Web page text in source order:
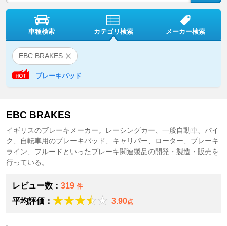
車種検索 カテゴリ検索 メーカー検索
EBC BRAKES
ブレーキパッド
EBC BRAKES
イギリスのブレーキメーカー。レーシングカー、一般自動車、バイ
ク、自転車用のブレーキパッド、キャリパー、ローター、ブレーキ
ライン、フルードといったブレーキ関連製品の開発・製造・販売を
行っている。
レビュー数： 319 件
平均評価： 3.90点